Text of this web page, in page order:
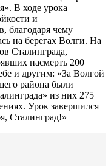
В ходе урока
и
благодаря чему
на берегах Волги. На
Сталинграда,
насмерть 200
и другим: «За Волгой
района были
из них 275
Урок завершился
Сталинград!»